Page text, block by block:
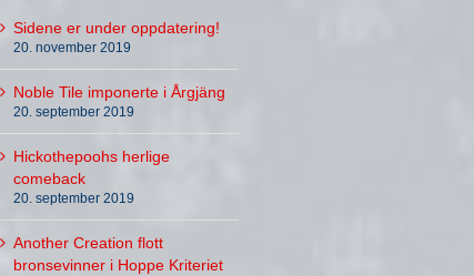
Sidene er under oppdatering!
20. november 2019
Noble Tile imponerte i Årgjäng
20. september 2019
Hickothepoohs herlige
comeback
20. september 2019
Another Creation flott
bronsevinner i Hoppe Kriteriet